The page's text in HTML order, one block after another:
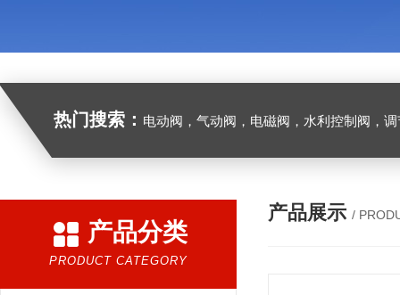
热门搜索： 电动阀，气动阀，电磁阀，水利控制阀，调节
产品分类
PRODUCT CATEGORY
产品展示 /